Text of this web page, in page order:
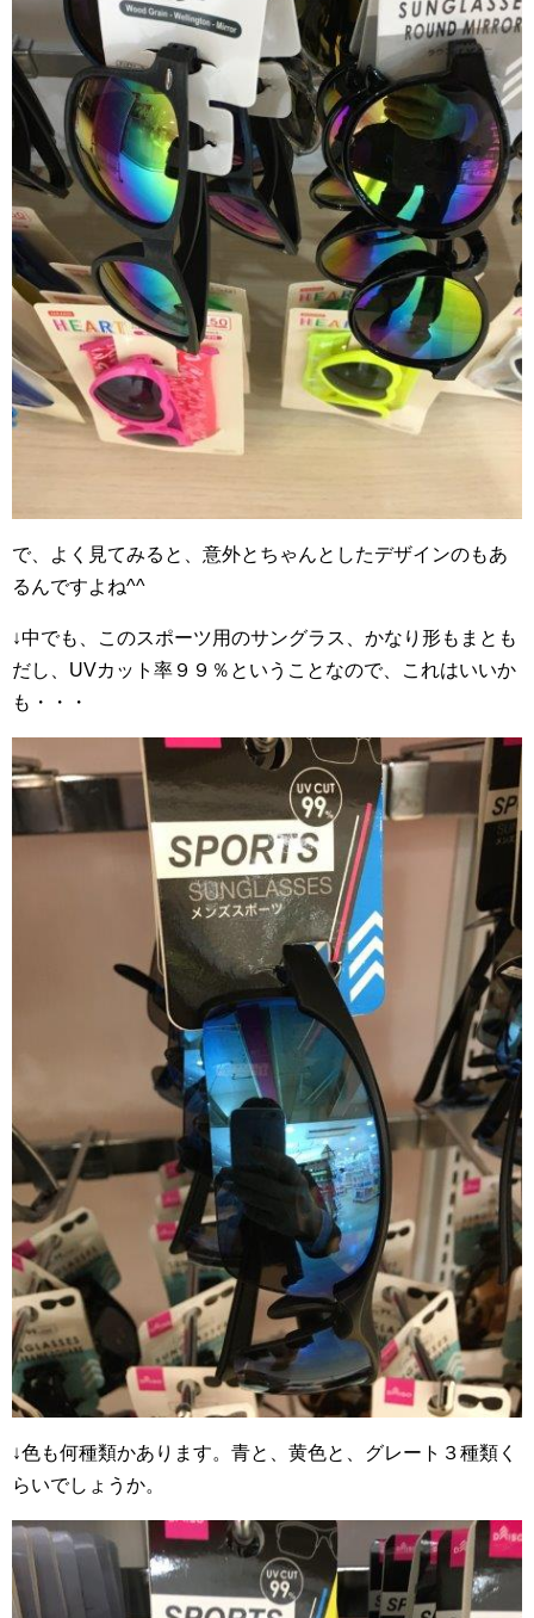
で、よく見てみると、意外とちゃんとしたデザインのもあ
るんですよね^^
↓中でも、このスポーツ用のサングラス、かなり形もまとも
だし、UVカット率９９％ということなので、これはいいか
も・・・
↓色も何種類かあります。青と、黄色と、グレート３種類く
らいでしょうか。